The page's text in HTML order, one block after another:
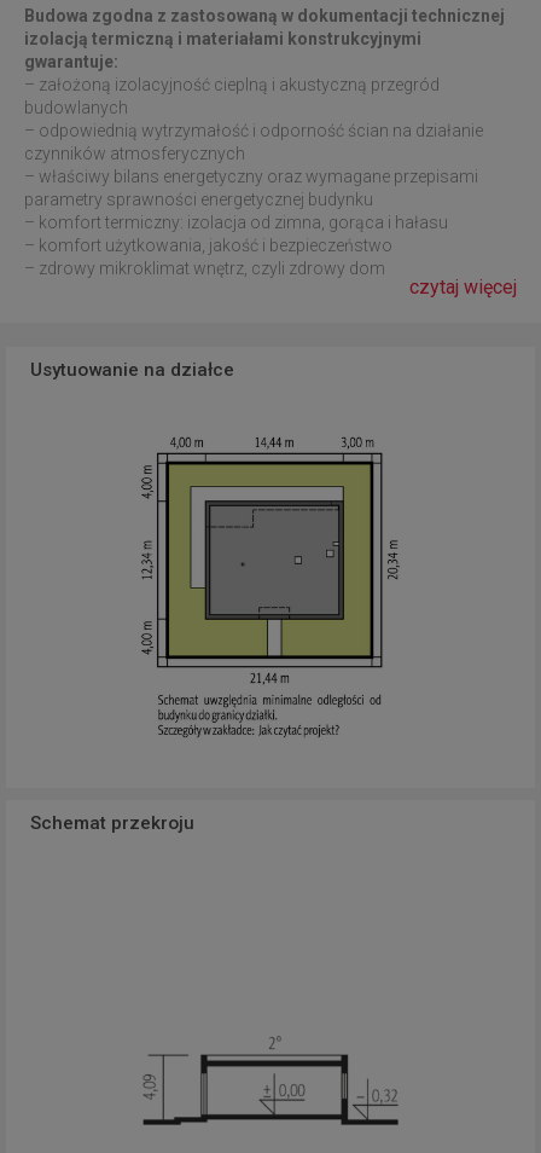
Budowa zgodna z zastosowaną w dokumentacji technicznej
izolacją termiczną i materiałami konstrukcyjnymi
gwarantuje:
– założoną izolacyjność cieplną i akustyczną przegród
budowlanych
– odpowiednią wytrzymałość i odporność ścian na działanie
czynników atmosferycznych
– właściwy bilans energetyczny oraz wymagane przepisami
parametry sprawności energetycznej budynku
– komfort termiczny: izolacja od zimna, gorąca i hałasu
– komfort użytkowania, jakość i bezpieczeństwo
– zdrowy mikroklimat wnętrz, czyli zdrowy dom
czytaj więcej
Usytuowanie na działce
Schemat przekroju